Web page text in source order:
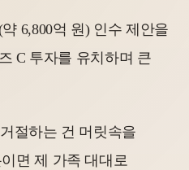
6,800억 원) 인수 제안을
C 투자를 유치하며 큰
절하는 건 머릿속을
면 제 가족 대대로